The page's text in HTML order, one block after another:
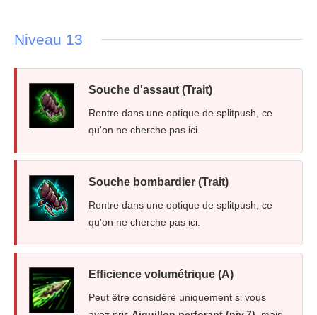
Niveau 13
Souche d'assaut (Trait)
Rentre dans une optique de splitpush, ce
qu'on ne cherche pas ici.
Souche bombardier (Trait)
Rentre dans une optique de splitpush, ce
qu'on ne cherche pas ici.
Efficience volumétrique (A)
Peut être considéré uniquement si vous